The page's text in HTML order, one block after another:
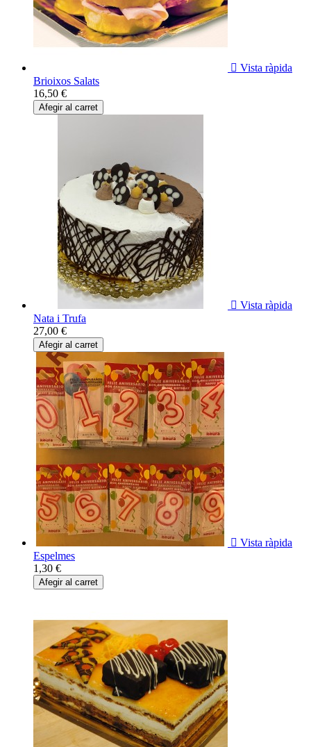
 Vista ràpida
Brioixos Salats
16,50 €
Afegir al carret
 Vista ràpida
Nata i Trufa
27,00 €
Afegir al carret
 Vista ràpida
Espelmes
1,30 €
Afegir al carret